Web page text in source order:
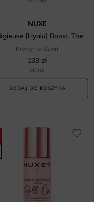
NUXE
Kremy na dzień
133 zł
50 ml
DODAJ DO KOSZYKA